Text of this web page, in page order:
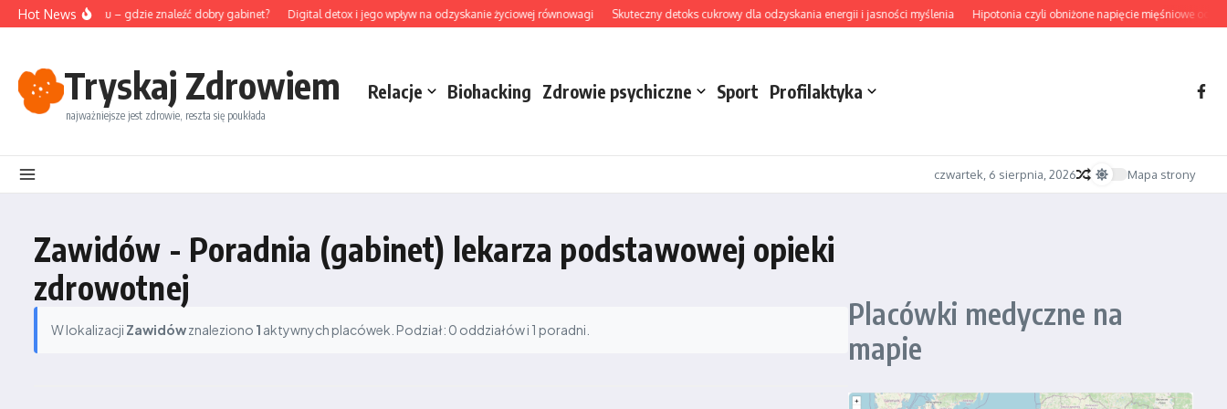
Przejdź do treści
Hot Newsna Śląsku – gdzie znaleźć dobry gabinet? Digital detox i jego wpływ na odzyskanie życiowej równowagi Skuteczny detoks cukrowy dla odzyskania energii i jasności myślenia Hipotonia czyli obniżone napięcie mięśniowe od
Tryskaj Zdrowiem
najważniejsze jest zdrowie, reszta się poukłada
Relacje Biohacking Zdrowie psychiczne Sport Profilaktyka
czwartek, 6 sierpnia, 2026 Mapa strony
Zawidów - Poradnia (gabinet) lekarza podstawowej opieki
zdrowotnej
W lokalizacji Zawidówznaleziono 1 aktywnych placówek. Podział: 0 oddziałów i 1 poradni.
Placówki medyczne na
mapie